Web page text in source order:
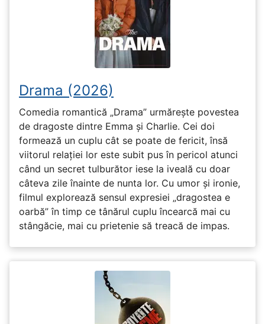
Drama (2026)
Comedia romantică „Drama” urmărește povestea
de dragoste dintre Emma și Charlie. Cei doi
formează un cuplu cât se poate de fericit, însă
viitorul relației lor este subit pus în pericol atunci
când un secret tulburător iese la iveală cu doar
câteva zile înainte de nunta lor. Cu umor și ironie,
filmul explorează sensul expresiei „dragostea e
oarbă” în timp ce tânărul cuplu încearcă mai cu
stângăcie, mai cu prietenie să treacă de impas.